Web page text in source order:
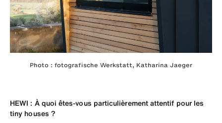
Photo : fotografische Werkstatt, Katharina Jaeger
HEWI : À quoi êtes-vous particulièrement attentif pour les
tiny houses ?